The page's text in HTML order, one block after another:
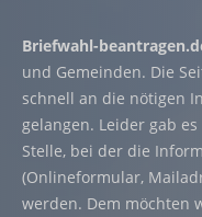
Briefwahl-
und Gemeinden. Die
schnell an die nötigen
gelangen. Leider gab
Stelle, bei der die
(Onlineformular,
werden. Dem möchten